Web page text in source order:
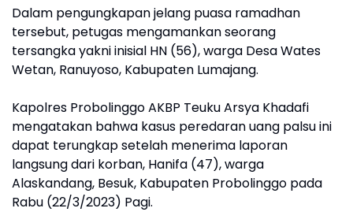
Dalam pengungkapan jelang puasa ramadhan
tersebut, petugas mengamankan seorang
tersangka yakni inisial HN (56), warga Desa Wates
Wetan, Ranuyoso, Kabupaten Lumajang.
Kapolres Probolinggo AKBP Teuku Arsya Khadafi
mengatakan bahwa kasus peredaran uang palsu ini
dapat terungkap setelah menerima laporan
langsung dari korban, Hanifa (47), warga
Alaskandang, Besuk, Kabupaten Probolinggo pada
Rabu (22/3/2023) Pagi.